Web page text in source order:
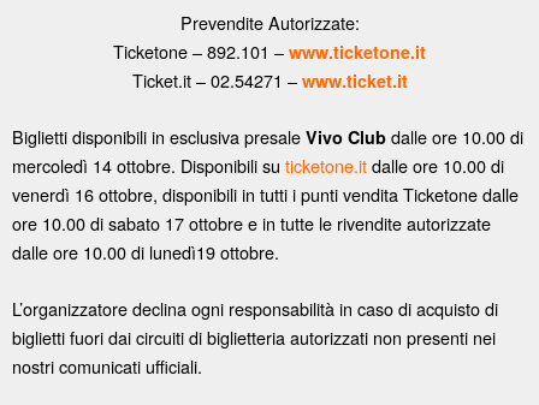
Prevendite Autorizzate:
Ticketone – 892.101 – www.ticketone.it
Ticket.it – 02.54271 – www.ticket.it
Biglietti disponibili in esclusiva presale Vivo Club dalle ore 10.00 di
mercoledì 14 ottobre. Disponibili su ticketone.itdalle ore 10.00 di
venerdì 16 ottobre, disponibili in tutti i punti vendita Ticketone dalle
ore 10.00 di sabato 17 ottobre e in tutte le rivendite autorizzate
dalle ore 10.00 di lunedì19 ottobre.
L’organizzatore declina ogni responsabilità in caso di acquisto di
biglietti fuori dai circuiti di biglietteria autorizzati non presenti nei
nostri comunicati ufficiali.